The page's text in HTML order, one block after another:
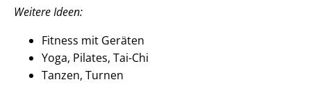
Weitere Ideen:
Fitness mit Geräten
Yoga, Pilates, Tai-Chi
Tanzen, Turnen